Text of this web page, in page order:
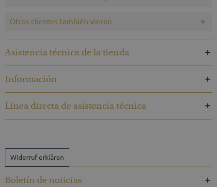
Otros clientes también vieron
Asistencia técnica de la tienda
Información
Línea directa de asistencia técnica
Widerruf erklären
Boletín de noticias